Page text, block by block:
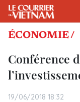
ÉCONOMIE /
Conférence
19/06/2018 18:32